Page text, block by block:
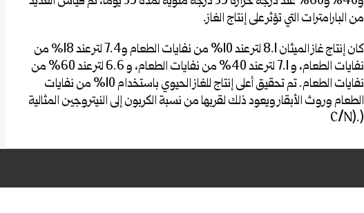
من البارامترات التي تؤثر على إنتاج الغاز.
كان إنتاج غاز الميثان 8.1 لتر عند 10% من نفايات الطعام و7.4 لتر عند 18٪ من
نفايات الطعام، و 7.1 لتر عند 40% من نفايات الطعام، و 6.6 لتر عند 60% من
نفايات الطعام. تم تحقيق أعلى إنتاج للغاز الحيوي باستخدام 10% من نفايات
الطعام وروث الأبقار ويعود ذلك لقربها من نسبة الكربون إلى النيتروجين المثالية
(.(C/N